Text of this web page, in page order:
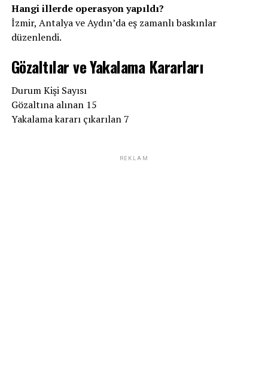
Hangi illerde operasyon yapıldı?
İzmir, Antalya ve Aydın’da eş zamanlı baskınlar
düzenlendi.
Gözaltılar ve Yakalama Kararları
Durum Kişi Sayısı
Gözaltına alınan 15
Yakalama kararı çıkarılan 7
REKLAM